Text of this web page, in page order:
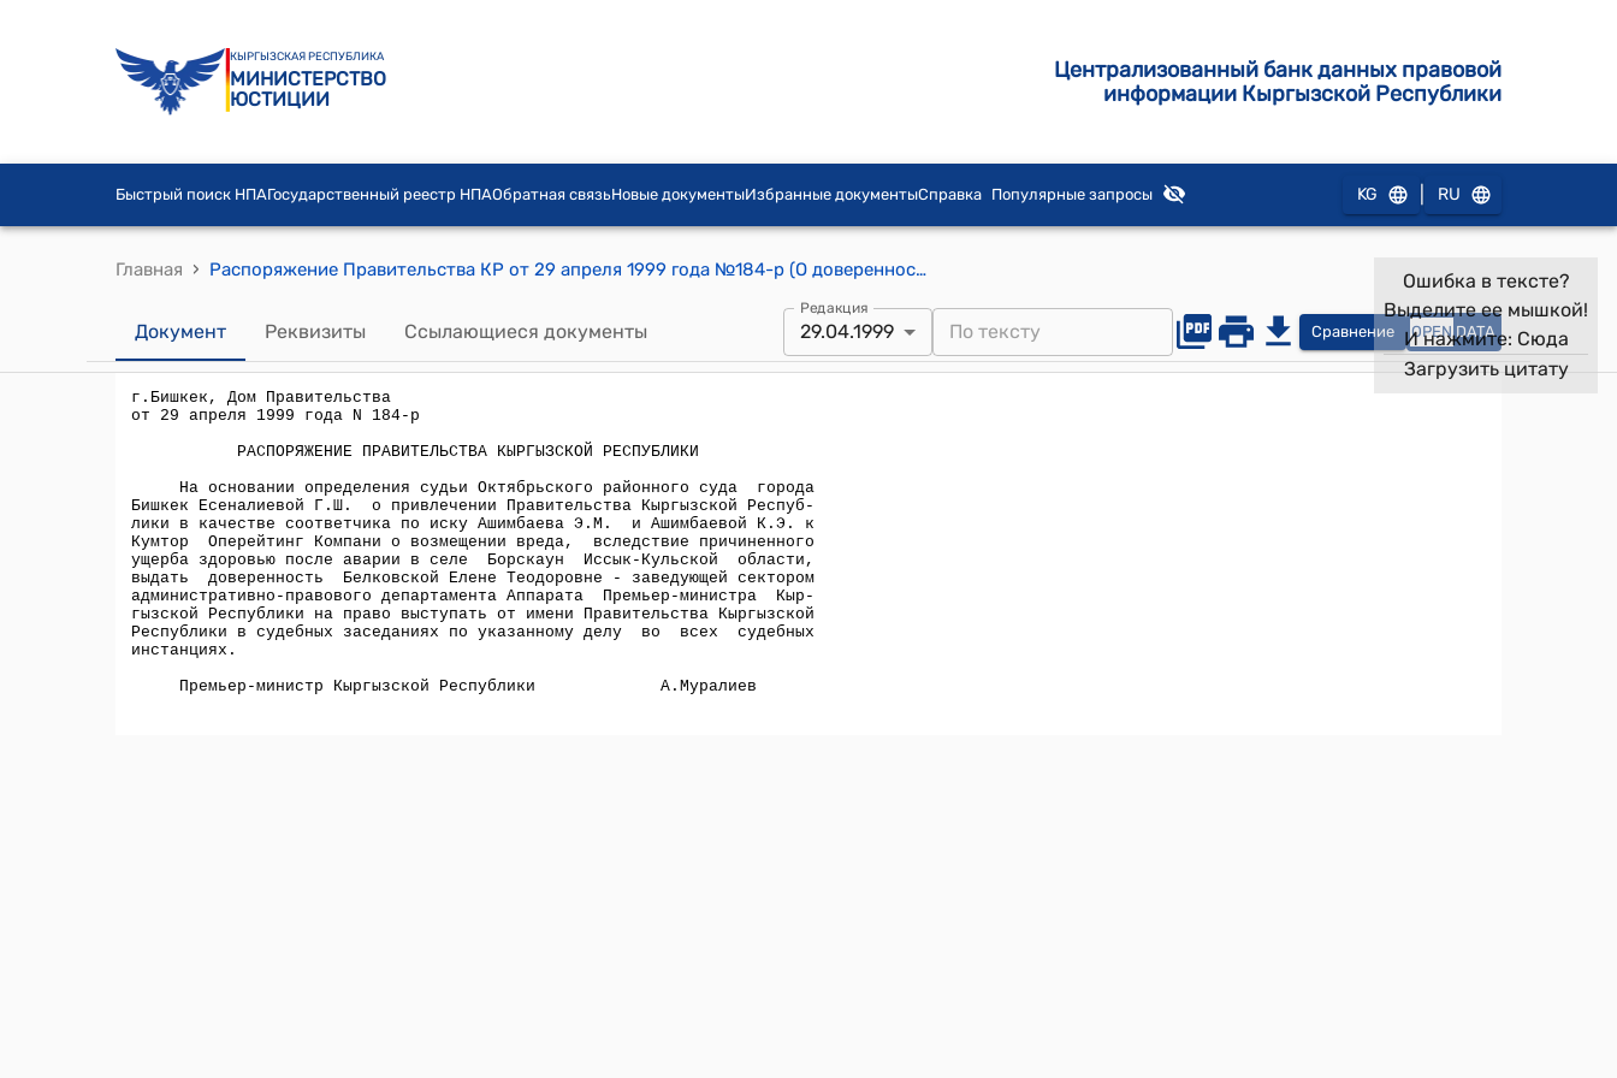
КЫРГЫЗСКАЯ РЕСПУБЛИКА
МИНИСТЕРСТВО
ЮСТИЦИИ
Централизованный банк данных правовой
информации Кыргызской Республики
Быстрый поиск НПАГосударственный реестр НПАОбратная связьНовые документыИзбранные документыСправка Популярные запросы KG RU
Главная › Распоряжение Правительства КР от 29 апреля 1999 года №184-р (О доверенности)
Документ Реквизиты Ссылающиеся документы
Редакция
29.04.1999 Сравнение OPEN DATA
Ошибка в тексте?
Выделите ее мышкой!
И нажмите: Сюда
Загрузить цитату